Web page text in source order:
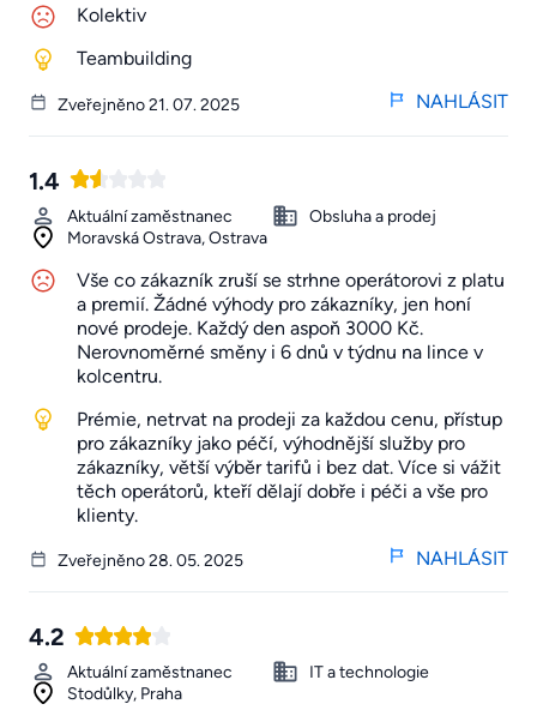
Kolektiv
Teambuilding
Zveřejněno 21. 07. 2025 NAHLÁSIT
1.4
Aktuální zaměstnanec
Obsluha a prodej
Moravská Ostrava, Ostrava
Vše co zákazník zruší se strhne operátorovi z platu
a premií. Žádné výhody pro zákazníky, jen honí
nové prodeje. Každý den aspoň 3000 Kč.
Nerovnoměrné směny i 6 dnů v týdnu na lince v
kolcentru.
Prémie, netrvat na prodeji za každou cenu, přístup
pro zákazníky jako péčí, výhodnější služby pro
zákazníky, větší výběr tarifů i bez dat. Více si vážit
těch operátorů, kteří dělají dobře i péči a vše pro
klienty.
Zveřejněno 28. 05. 2025 NAHLÁSIT
4.2
Aktuální zaměstnanec
IT a technologie
Stodůlky, Praha